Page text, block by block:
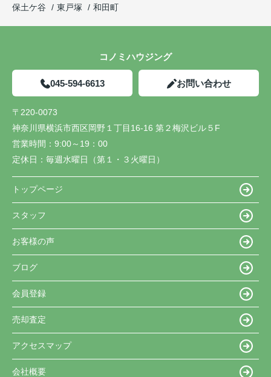
保土ケ谷
東戸塚 和田町
コノミハウジング
045-594-6613 お問い合わせ
〒220-0073
神奈川県横浜市西区岡野１丁目16-16 第２梅沢ビル５F
営業時間： 9:00～19：00
定休日： 毎週水曜日（第１・３火曜日）
トップページ
スタッフ
お客様の声
ブログ
会員登録
売却査定
アクセスマップ
会社概要